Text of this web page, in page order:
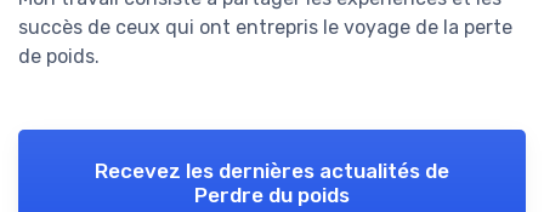
succès de ceux qui ont entrepris le voyage de la perte
de poids.
Recevez les dernières actualités de
Perdre du poids